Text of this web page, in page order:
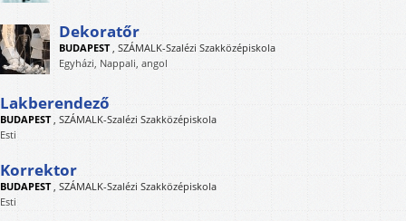
Dekoratőr
BUDAPEST SZÁMALK-Szalézi Szakközépiskola
Egyházi, Nappali, angol
Lakberendező
BUDAPEST SZÁMALK-Szalézi Szakközépiskola
Esti
Korrektor
BUDAPEST SZÁMALK-Szalézi Szakközépiskola
Esti